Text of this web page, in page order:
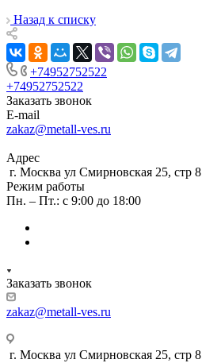
Назад к списку
+74952752522
+74952752522
Заказать звонок
E-mail
zakaz@metall-ves.ru
Адрес
г. Москва ул Смирновская 25, стр 8
Режим работы
Пн. – Пт.: с 9:00 до 18:00
Заказать звонок
zakaz@metall-ves.ru
г. Москва ул Смирновская 25, стр 8